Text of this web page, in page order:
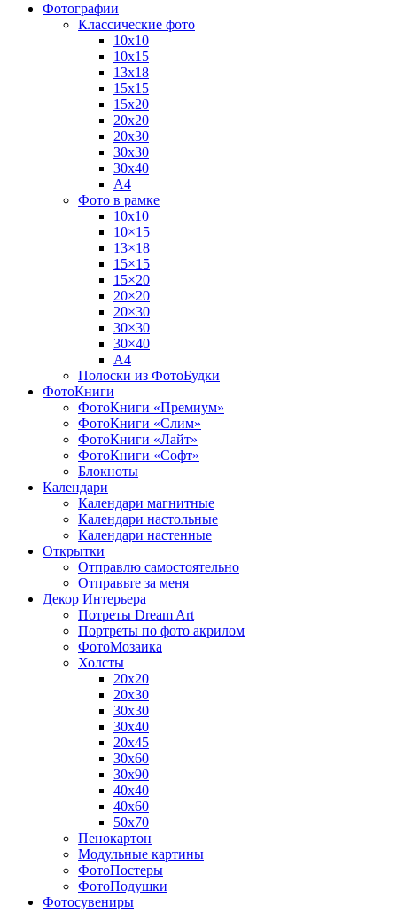
Фотографии
Классические фото
10х10
10х15
13х18
15х15
15х20
20х20
20х30
30х30
30х40
А4
Фото в рамке
10х10
10×15
13×18
15×15
15×20
20×20
20×30
30×30
30×40
A4
Полоски из ФотоБудки
ФотоКниги
ФотоКниги «Премиум»
ФотоКниги «Слим»
ФотоКниги «Лайт»
ФотоКниги «Софт»
Блокноты
Календари
Календари магнитные
Календари настольные
Календари настенные
Открытки
Отправлю самостоятельно
Отправьте за меня
Декор Интерьера
Потреты Dream Art
Портреты по фото акрилом
ФотоМозаика
Холсты
20х20
20х30
30х30
30х40
20х45
30х60
30х90
40х40
40х60
50х70
Пенокартон
Модульные картины
ФотоПостеры
ФотоПодушки
Фотоcувениры